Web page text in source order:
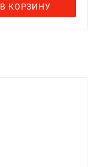
В КОРЗИНУ